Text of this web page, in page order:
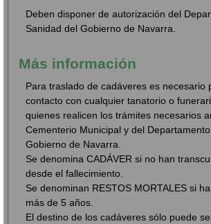
Deben disponer de autorización del
Sanidad del Gobierno de Navarra.
Más información
Para traslado de cadáveres es necesario
contacto con cualquier tanatorio o
quienes realicen los trámites necesarios
Cementerio Municipal y del
Gobierno de Navarra.
Se denomina CADÁVER si no han
desde el fallecimiento.
Se denominan RESTOS MORTALES si
más de 5 años.
El destino de los cadáveres sólo puede